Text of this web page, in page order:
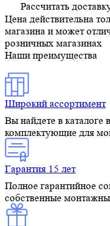
Рассчитать
Цена действительна
магазина и может
розничных магазинах
Наши преимущества
Широкий ассортимент
Вы найдете в каталоге
комплектующие для
Гарантия 15 лет
Полное гарантийное
собственные